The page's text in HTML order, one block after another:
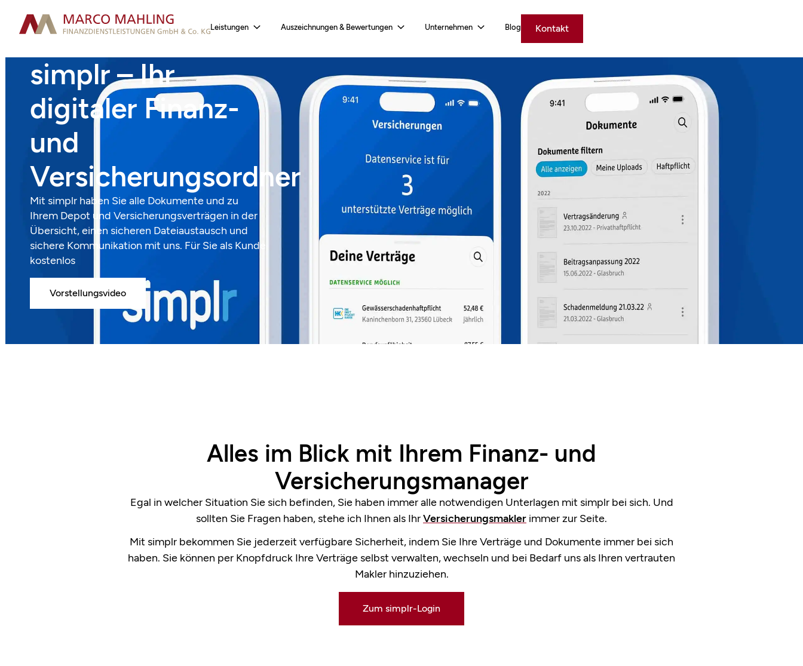
Leistungen Auszeichnungen & Bewertungen Unternehmen Blog Kontakt
simplr – Ihr
digitaler Finanz-
und
Versicherungsordner
Mit simplr haben Sie alle Dokumente und zu
Ihrem Depot und Versicherungsverträgen in der
Übersicht, einen sicheren Dateiaustausch und
sichere Kommunikation mit uns. Für Sie als Kunde
kostenlos
Vorstellungsvideo
Alles im Blick mit Ihrem Finanz- und
Versicherungsmanager
Egal in welcher Situation Sie sich befinden, Sie haben immer alle notwendigen Unterlagen mit simplr bei sich. Und
sollten Sie Fragen haben, stehe ich Ihnen als IhrVersicherungsmakler immer zur Seite.
Mit simplr bekommen Sie jederzeit verfügbare Sicherheit, indem Sie Ihre Verträge und Dokumente immer bei sich
haben. Sie können per Knopfdruck Ihre Verträge selbst verwalten, wechseln und bei Bedarf uns als Ihren vertrauten
Makler hinzuziehen.
Zum simplr-Login